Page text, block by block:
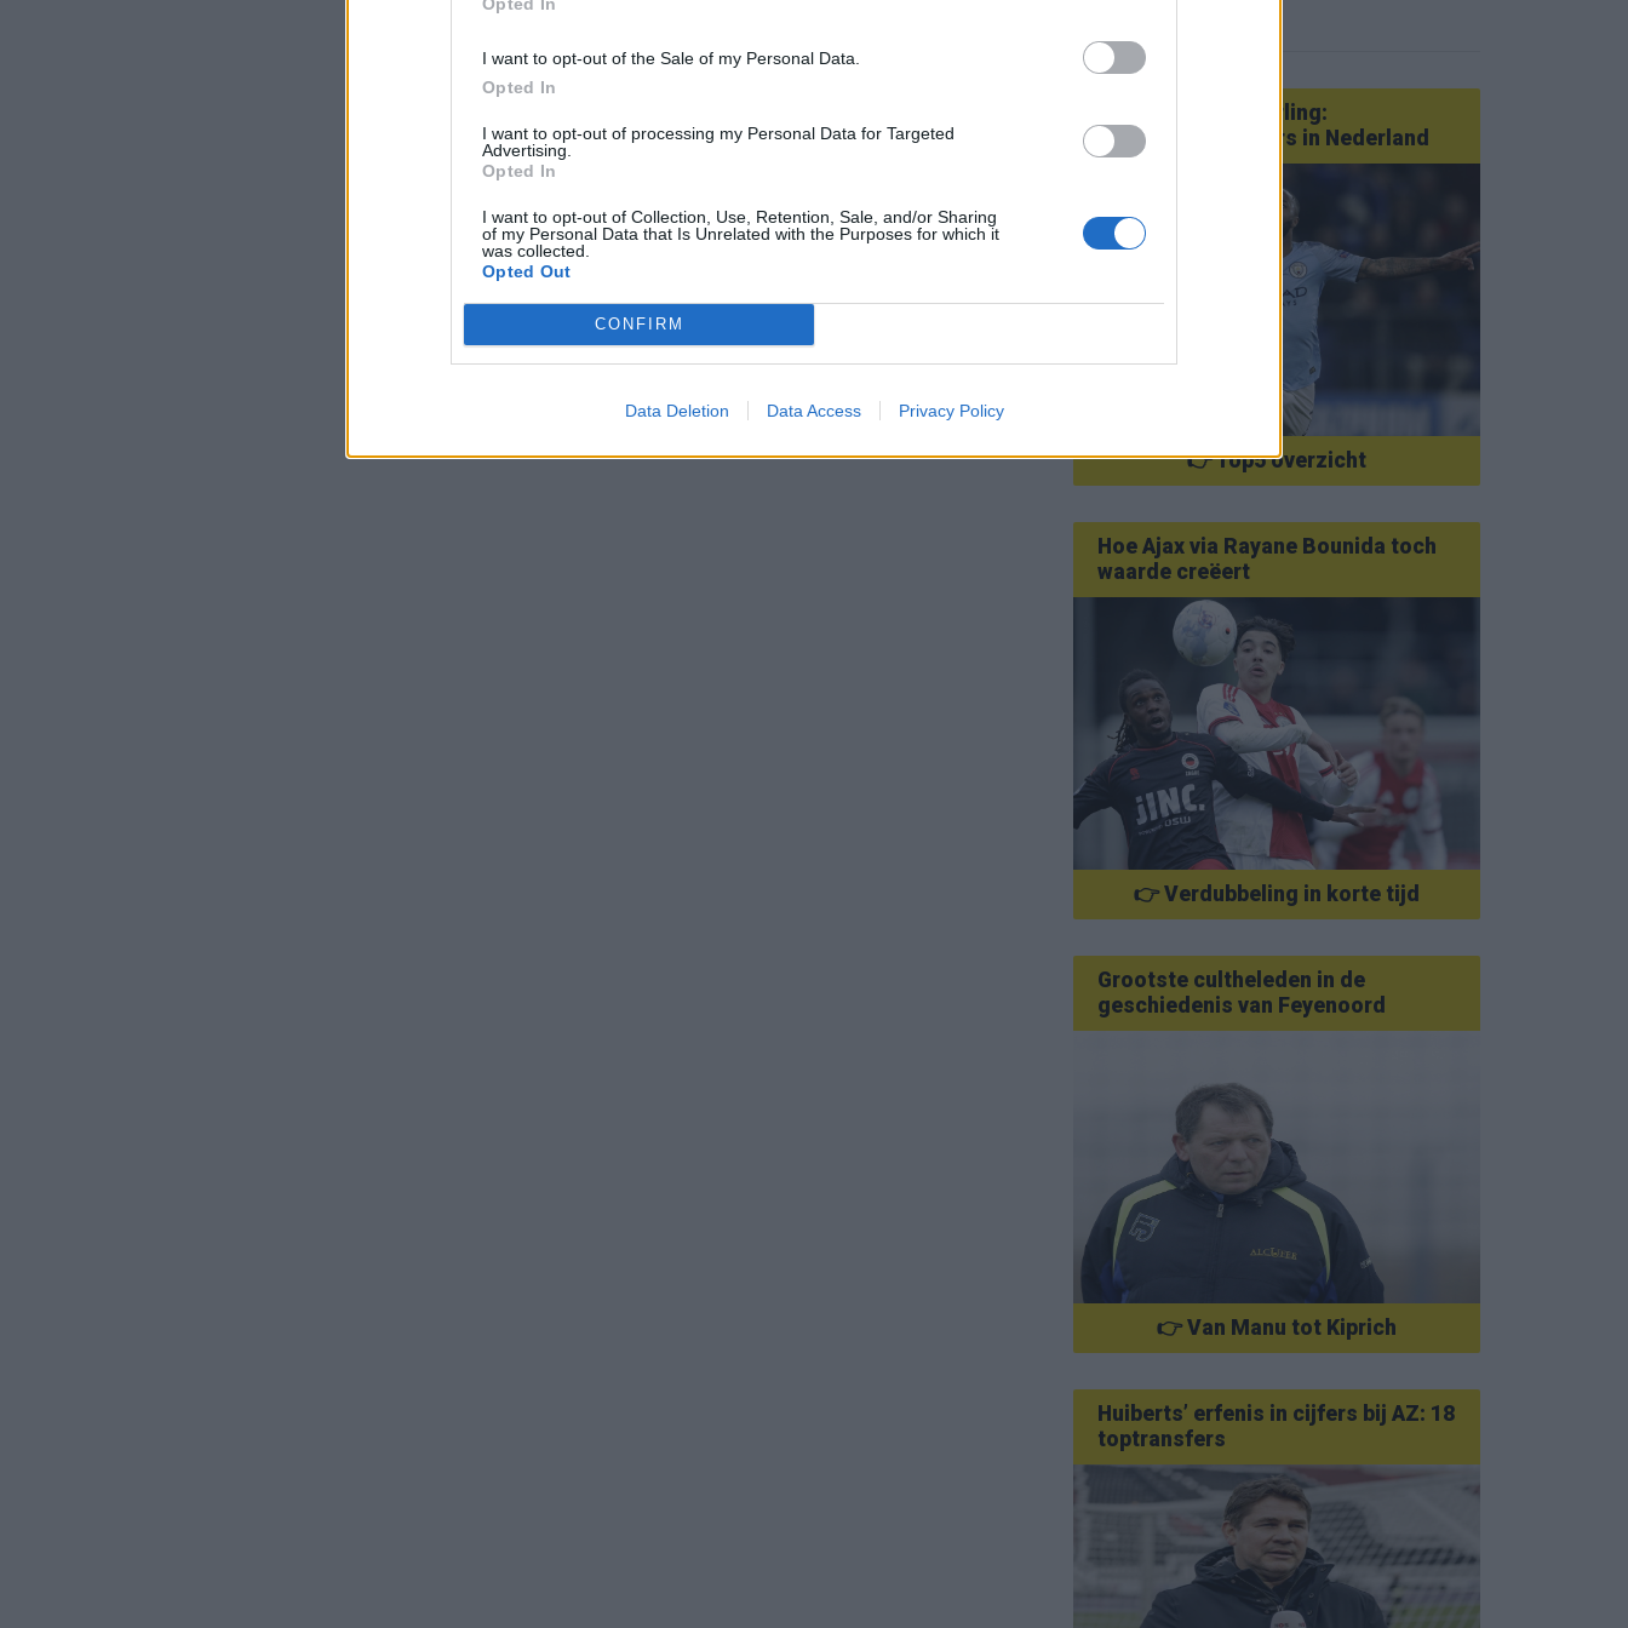
I want to opt-out of the Sale of my Personal Data.
Opted In
I want to opt-out of processing my Personal Data for Targeted
Advertising.
Opted In
I want to opt-out of Collection, Use, Retention, Sale, and/or Sharing
of my Personal Data that Is Unrelated with the Purposes for which it
was collected.
Opted Out
CONFIRM
Data Deletion Data Access Privacy Policy
Van Götze tot Sterling:
statementtransfers in Nederland
👉 Top5 overzicht
Hoe Ajax via Rayane Bounida toch
waarde creëert
👉 Verdubbeling in korte tijd
Grootste cultheleden in de
geschiedenis van Feyenoord
👉 Van Manu tot Kiprich
Huiberts’ erfenis in cijfers bij AZ: 18
toptransfers